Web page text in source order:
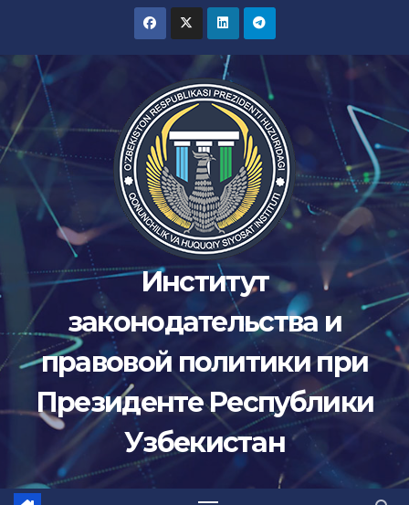
содержимому
Институт
законодательства и
правовой политики при
Президенте Республики
Узбекистан